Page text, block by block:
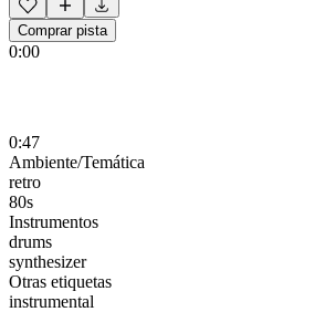
Comprar pista
0:00
0:47
Ambiente/Temática
retro
80s
Instrumentos
drums
synthesizer
Otras etiquetas
instrumental